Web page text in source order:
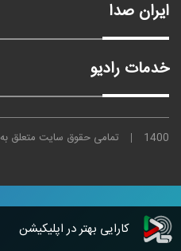
ایران صدا
خدمات رادیو
1400 تمامی حقوق سایت متعلق به
کارایی بهتر در اپلیکیشن